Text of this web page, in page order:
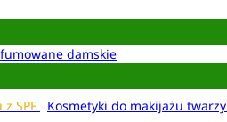
damskie
SPF Kosmetyki do makijażu twarzy